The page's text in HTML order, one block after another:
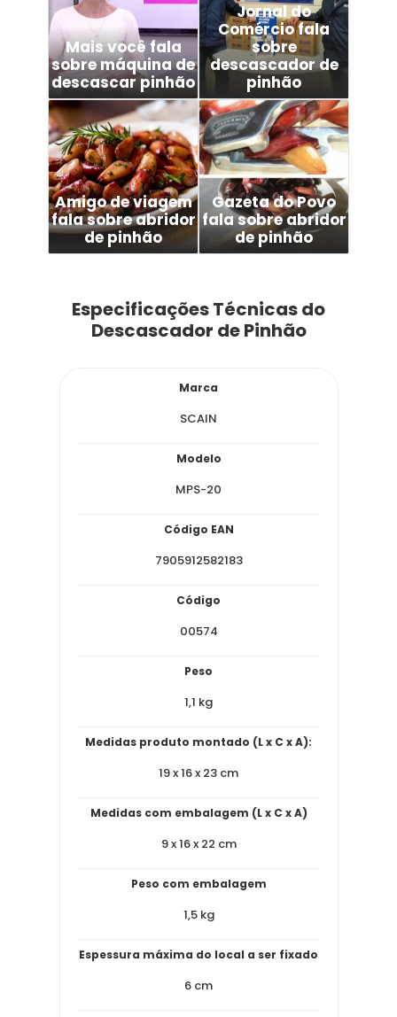
Mais você fala
sobre máquina de
descascar pinhão
Veja mais +
Jornal do
Comércio fala
sobre
descascador de
pinhão
Veja mais +
Amigo de viagem
fala sobre abridor
de pinhão
Gazeta do Povo
fala sobre abridor
de pinhão
Especificações Técnicas do
Descascador de Pinhão
Marca
SCAIN
Modelo
MPS-20
Código EAN
7905912582183
Código
00574
Peso
1,1 kg
Medidas produto montado (L x C x A):
19 x 16 x 23 cm
Medidas com embalagem (L x C x A)
9 x 16 x 22 cm
Peso com embalagem
1,5 kg
Espessura máxima do local a ser fixado
6 cm